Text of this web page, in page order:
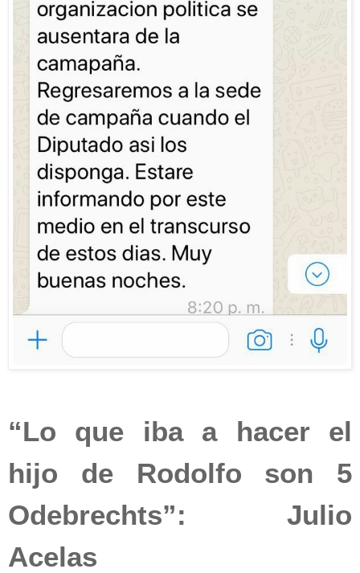
“Lo que iba a hacer el
hijo de Rodolfo son 5
Odebrechts”: Julio
Acelas